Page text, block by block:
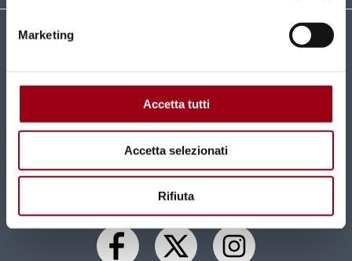
Marketing
Accetta tutti
Accetta selezionati
Rifiuta
Complesso Universitario
Via Beato Pellegrino, 28 - 35137 Padova
Tel 049 827 1816 / 1817
centro.dirittiumani@unipd.it
centro.dirittiumani@pec.unipd.it